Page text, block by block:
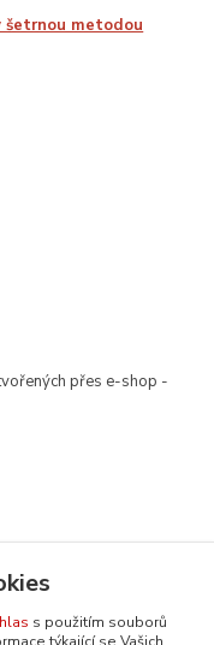
šetrnou metodou
přes e-shop -
s použitím souborů
týkající se Vašich